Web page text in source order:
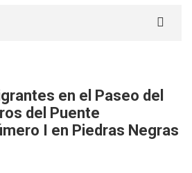
en el Paseo del
del Puente
I en Piedras Negras